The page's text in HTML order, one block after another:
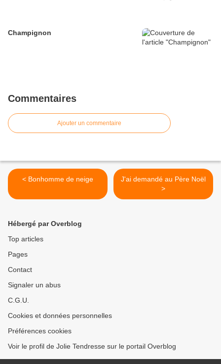
Champignon
Commentaires
Ajouter un commentaire
< Bonhomme de neige
J'ai demandé au Père Noël
>
Hébergé par Overblog
Top articles
Pages
Contact
Signaler un abus
C.G.U.
Cookies et données personnelles
Préférences cookies
Voir le profil de Jolie Tendresse sur le portail Overblog